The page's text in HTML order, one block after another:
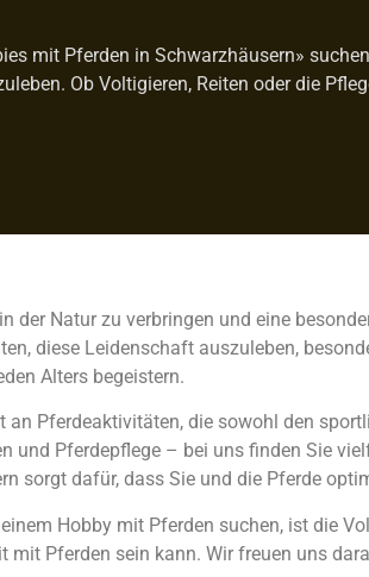
mit Pferden in Schwarzhäusern»
Ob Voltigieren, Reiten oder die
Natur zu verbringen und eine
diese Leidenschaft auszuleben,
Alters begeistern.
Pferdeaktivitäten, die sowohl den
und Pferdepflege – bei uns finden Sie
sorgt dafür, dass Sie und die Pferde
Hobby mit Pferden suchen, ist die
mit Pferden sein kann. Wir freuen uns